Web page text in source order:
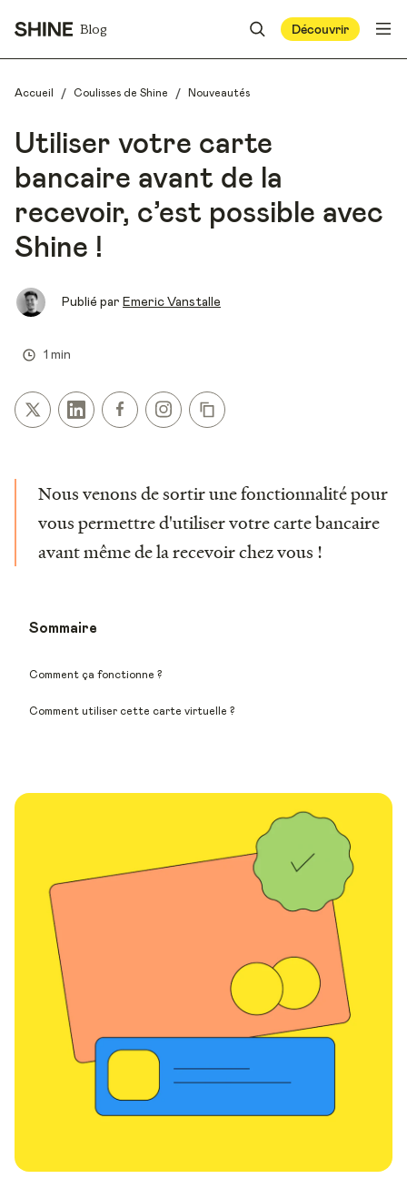
Blog Découvrir
Accueil / Coulisses de Shine / Nouveautés
Utiliser votre carte
bancaire avant de la
recevoir, c’est possible avec
Shine !
Publié par Emeric Vanstalle
1 min
Nous venons de sortir une fonctionnalité pour
vous permettre d'utiliser votre carte bancaire
avant même de la recevoir chez vous !
Sommaire
Comment ça fonctionne ?
Comment utiliser cette carte virtuelle ?